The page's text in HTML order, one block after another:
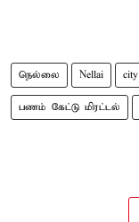
நெல்லை Nellai city
பணம் கேட்டு மிரட்டல்